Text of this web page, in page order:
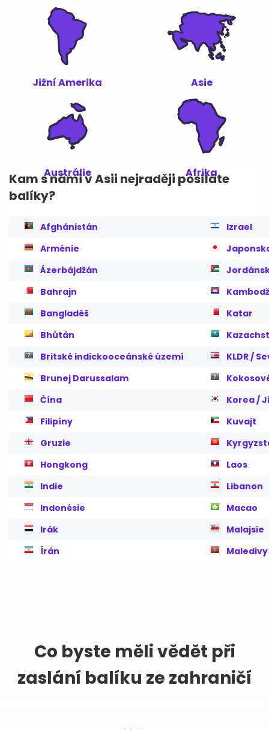
Jižní Amerika Asie
Austrálie Afrika
Kam s námi v Asii nejraději posíláte
balíky?
Afghánistán
Izrael
Arménie
Ázerbájdžán
Bahrajn
Bangladéš
Katar
Bhútán
Britské indickooceánské území
KLDR /
Brunej Darussalam
Čína
Korea /
Filipíny
Kuvajt
Gruzie
Hongkong
Laos
Indie
Libanon
Indonésie
Macao
Irák
Malajsie
Írán
Maledivy
Co byste měli vědět při
zaslání balíku ze zahraničí